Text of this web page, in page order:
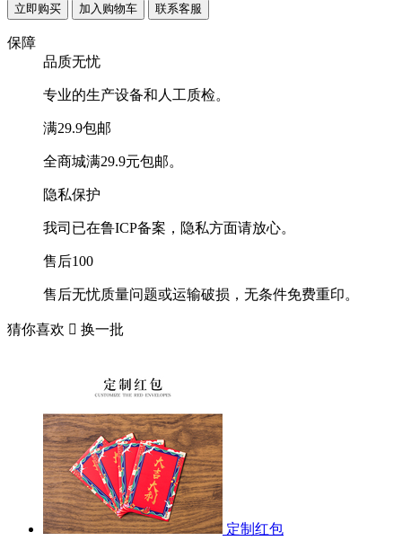
联系客服
保障
品质无忧
专业的生产设备和人工质检。
满29.9包邮
全商城满29.9元包邮。
隐私保护
我司已在鲁ICP备案，隐私方面请放心。
售后100
售后无忧质量问题或运输破损，无条件免费重印。
猜你喜欢  换一批
定制红包